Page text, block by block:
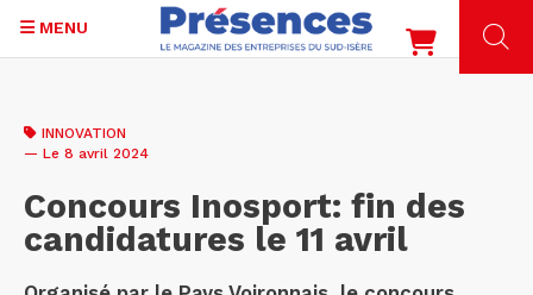
contenu
MENU
INNOVATION
— Le 8 avril 2024
Concours Inosport: fin des
candidatures le 11 avril